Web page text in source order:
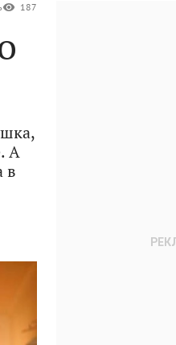
187
А
в